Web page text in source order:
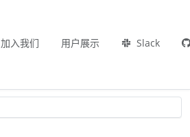
加入我们 用户展示 Slack